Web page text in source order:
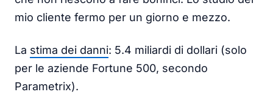
mio cliente fermo per un giorno e mezzo.
La stima dei danni: 5.4 miliardi di dollari (solo
per le aziende Fortune 500, secondo
Parametrix).